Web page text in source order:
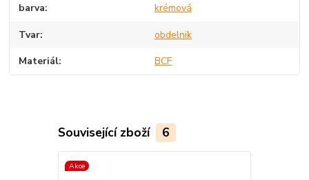
barva krémová
Tvar obdelnik
Materiál BCF
Související zboží 6
Akce